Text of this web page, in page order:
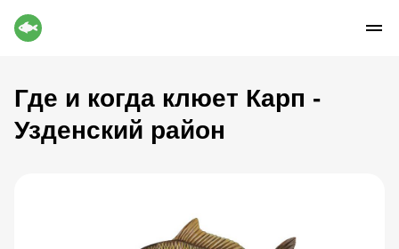
Где и когда клюет Карп -
Узденский район